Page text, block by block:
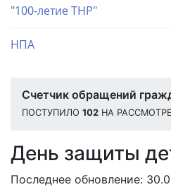
"100-летие ТНР"
НПА
Счетчик обращений
ПОСТУПИЛО 102 НА
День защиты
Последнее обновление: